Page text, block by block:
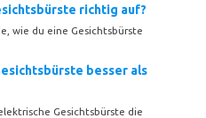
richtig auf?
wie du eine Gesichtsbürste
besser als
Gesichtsbürste die